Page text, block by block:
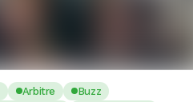
Arbitre
Buzz